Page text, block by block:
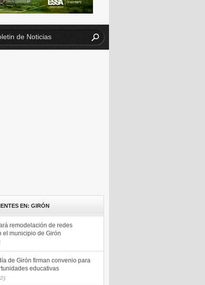
EN: GIRÓN
remodelación de redes
el municipio de Girón
de Girón firman convenio para
educativas